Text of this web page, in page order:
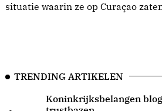
situatie waarin ze op Curaçao
TRENDING ARTIKELEN
Koninkrijksbelangen